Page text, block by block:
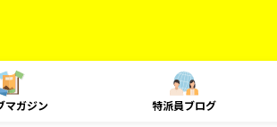
マガジン 特派員ブログ